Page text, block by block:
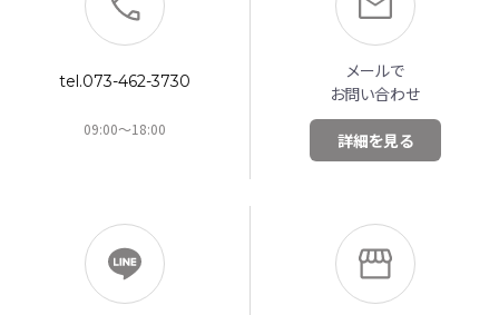
tel.073-462-3730
09:00～18:00
メールで
お問い合わせ
詳細を見る